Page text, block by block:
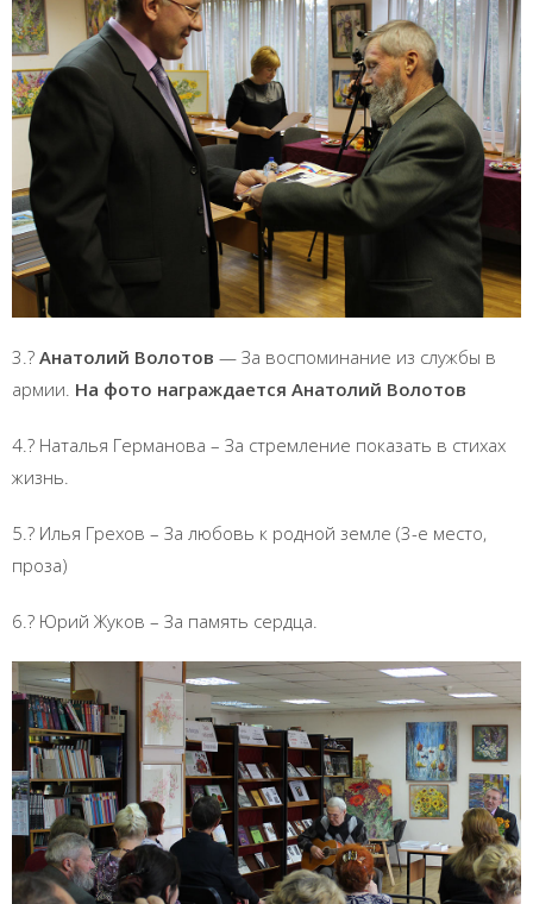
3.? Анатолий Волотов — За воспоминание из службы в
армии. На фото награждается Анатолий Волотов
4.? Наталья Германова – За стремление показать в стихах
жизнь.
5.? Илья Грехов – За любовь к родной земле (3-е место,
проза)
6.? Юрий Жуков – За память сердца.